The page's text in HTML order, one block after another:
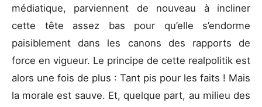
médiatique, parviennent de nouveau à incliner
cette tête assez bas pour qu’elle s’endorme
paisiblement dans les canons des rapports de
force en vigueur. Le principe de cette realpolitik est
alors une fois de plus : Tant pis pour les faits ! Mais
la morale est sauve. Et, quelque part, au milieu des